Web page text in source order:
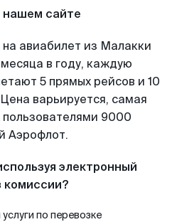
нашем сайте
авиабилет из Малакки
в году, каждую
5 прямых рейсов и 10
варьируется, самая
9000
Аэрофлот.
электронный
комиссии?
по перевозке